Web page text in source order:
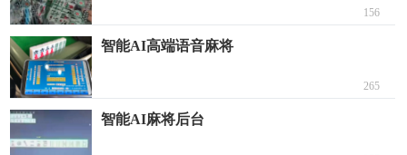
156
智能AI高端语音麻将
265
智能AI麻将后台